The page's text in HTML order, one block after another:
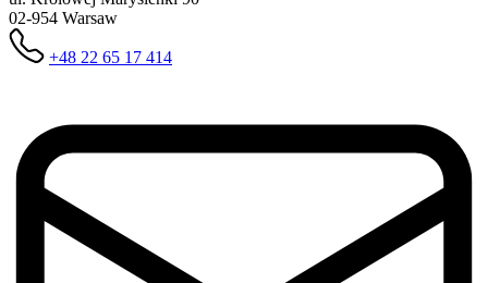
02-954 Warsaw
+48 22 65 17 414